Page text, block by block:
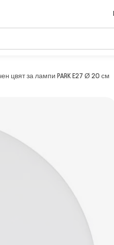
цвят за лампи PARK E27 Ø 20 см